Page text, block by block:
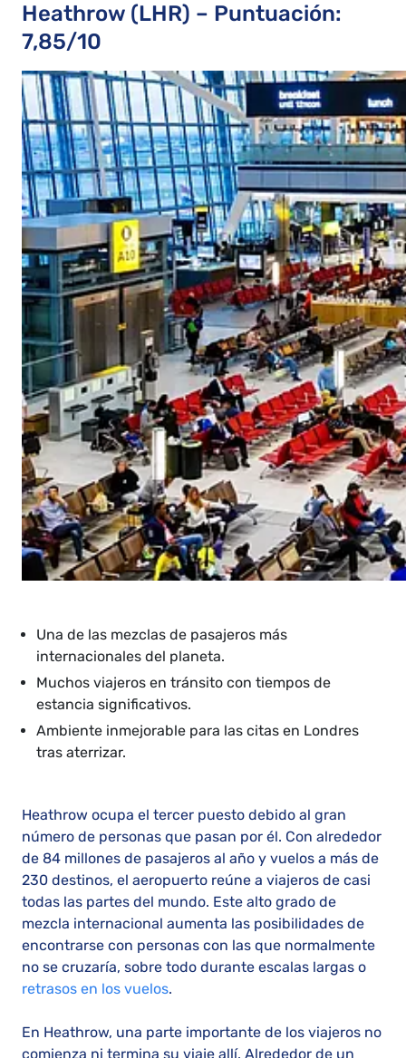
Heathrow (LHR) – Puntuación:
7,85/10
Una de las mezclas de pasajeros más
internacionales del planeta.
Muchos viajeros en tránsito con tiempos de
estancia significativos.
Ambiente inmejorable para las citas en Londres
tras aterrizar.
Heathrow ocupa el tercer puesto debido al gran
número de personas que pasan por él. Con alrededor
de 84 millones de pasajeros al año y vuelos a más de
230 destinos, el aeropuerto reúne a viajeros de casi
todas las partes del mundo. Este alto grado de
mezcla internacional aumenta las posibilidades de
encontrarse con personas con las que normalmente
no se cruzaría, sobre todo durante escalas largas o
retrasos en los vuelos.
En Heathrow, una parte importante de los viajeros no
comienza ni termina su viaje allí. Alrededor de un